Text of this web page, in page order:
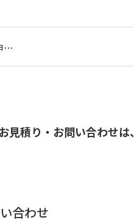
…
見積り・お問い合わせは、
合わせ